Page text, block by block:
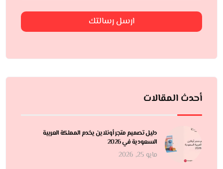
ارسل رسالتك
أحدث المقالات
دليل تصميم متجر أونلاين يخدم المملكة العربية
السعودية في 2026
مايو 25, 2026